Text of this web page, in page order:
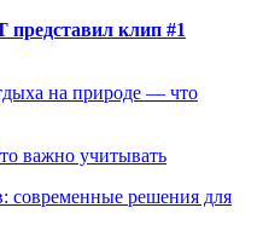
представил клип #1
на природе — что
важно учитывать
современные решения для